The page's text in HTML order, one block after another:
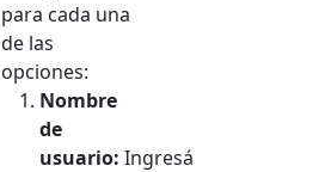
para cada una
de las
opciones:
Nombre
de
usuario: Ingresá